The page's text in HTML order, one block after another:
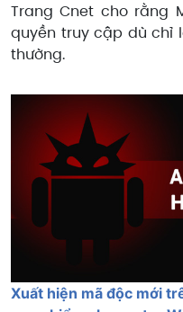
Trang Cnet cho rằng
quyền truy cập dù chỉ
thường.
Xuất hiện mã độc mới